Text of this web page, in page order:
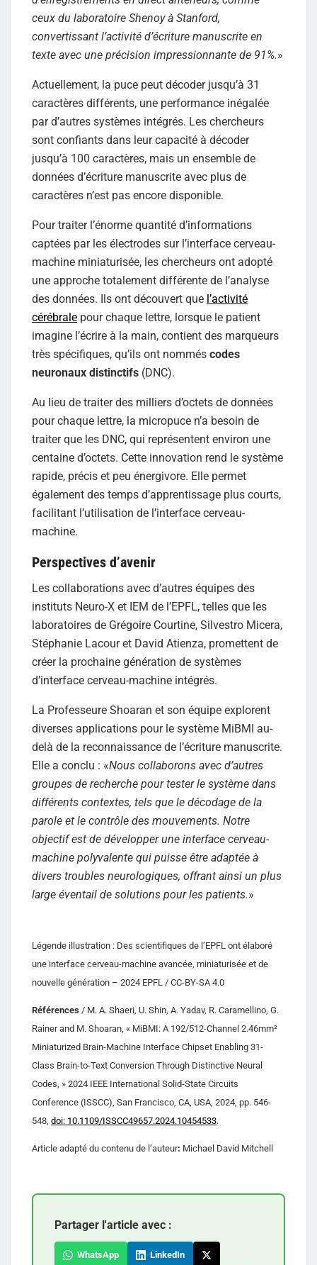
ceux du laboratoire Shenoy à Stanford,
convertissant l’activité d’écriture manuscrite en
texte avec une précision impressionnante de 91%.»
Actuellement, la puce peut décoder jusqu’à 31
caractères différents, une performance inégalée
par d’autres systèmes intégrés. Les chercheurs
sont confiants dans leur capacité à décoder
jusqu’à 100 caractères, mais un ensemble de
données d’écriture manuscrite avec plus de
caractères n’est pas encore disponible.
Pour traiter l’énorme quantité d’informations
captées par les électrodes sur l’interface cerveau-
machine miniaturisée, les chercheurs ont adopté
une approche totalement différente de l’analyse
des données. Ils ont découvert que l’activité
cérébrale pour chaque lettre, lorsque le patient
imagine l’écrire à la main, contient des marqueurs
très spécifiques, qu’ils ont nommés codes
neuronaux distinctifs (DNC).
Au lieu de traiter des milliers d’octets de données
pour chaque lettre, la micropuce n’a besoin de
traiter que les DNC, qui représentent environ une
centaine d’octets. Cette innovation rend le système
rapide, précis et peu énergivore. Elle permet
également des temps d’apprentissage plus courts,
facilitant l’utilisation de l’interface cerveau-
machine.
Perspectives d’avenir
Les collaborations avec d’autres équipes des
instituts Neuro-X et IEM de l’EPFL, telles que les
laboratoires de Grégoire Courtine, Silvestro Micera,
Stéphanie Lacour et David Atienza, promettent de
créer la prochaine génération de systèmes
d’interface cerveau-machine intégrés.
La Professeure Shoaran et son équipe explorent
diverses applications pour le système MiBMI au-
delà de la reconnaissance de l’écriture manuscrite.
Elle a conclu : «Nous collaborons avec d’autres
groupes de recherche pour tester le système dans
différents contextes, tels que le décodage de la
parole et le contrôle des mouvements. Notre
objectif est de développer une interface cerveau-
machine polyvalente qui puisse être adaptée à
divers troubles neurologiques, offrant ainsi un plus
large éventail de solutions pour les patients.»
Légende illustration : Des scientifiques de l’EPFL ont élaboré
une interface cerveau-machine avancée, miniaturisée et de
nouvelle génération – 2024 EPFL / CC-BY-SA 4.0
Références / M. A. Shaeri, U. Shin, A. Yadav, R. Caramellino, G.
Rainer and M. Shoaran, « MiBMI: A 192/512-Channel 2.46mm²
Miniaturized Brain-Machine Interface Chipset Enabling 31-
Class Brain-to-Text Conversion Through Distinctive Neural
Codes, » 2024 IEEE International Solid-State Circuits
Conference (ISSCC), San Francisco, CA, USA, 2024, pp. 546-
548, doi: 10.1109/ISSCC49657.2024.10454533.
Article adapté du contenu de l’auteur: Michael David Mitchell
Partager l'article avec :
WhatsApp LinkedIn